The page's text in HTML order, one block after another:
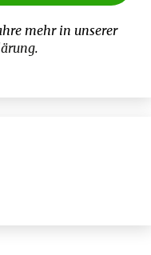
mehr in unserer
.